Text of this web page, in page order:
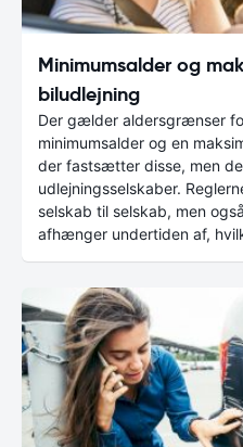
Minimumsalder og
biludlejning
Der gælder aldersgrænser
minimumsalder og en
der fastsætter disse, men
udlejningsselskaber.
selskab til selskab, men
afhænger undertiden af,